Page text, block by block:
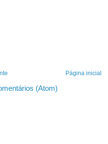
Página inicial
(Atom)